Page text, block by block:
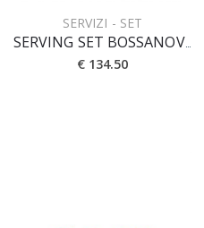
SERVIZI - SET
SERVING SET BOSSANOVA [3pz] 28x14 cm [CRYSTAL]
€ 134.50